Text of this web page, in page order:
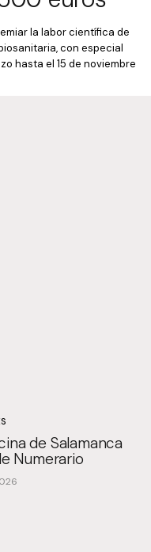
la labor científica de
con especial
hasta el 15 de noviembre
de Salamanca
Numerario